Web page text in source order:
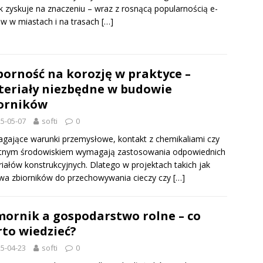
zyskuje na znaczeniu – wraz z rosnącą popularnością e-
w miastach i na trasach […]
na korozję w praktyce –
niezbędne w budowie
05-07 softi 0
warunki przemysłowe, kontakt z chemikaliami czy
środowiskiem wymagają zastosowania odpowiednich
konstrukcyjnych. Dlatego w projektach takich jak
zbiorników do przechowywania cieczy czy […]
a gospodarstwo rolne – co
wiedzieć?
04-23 softi 0